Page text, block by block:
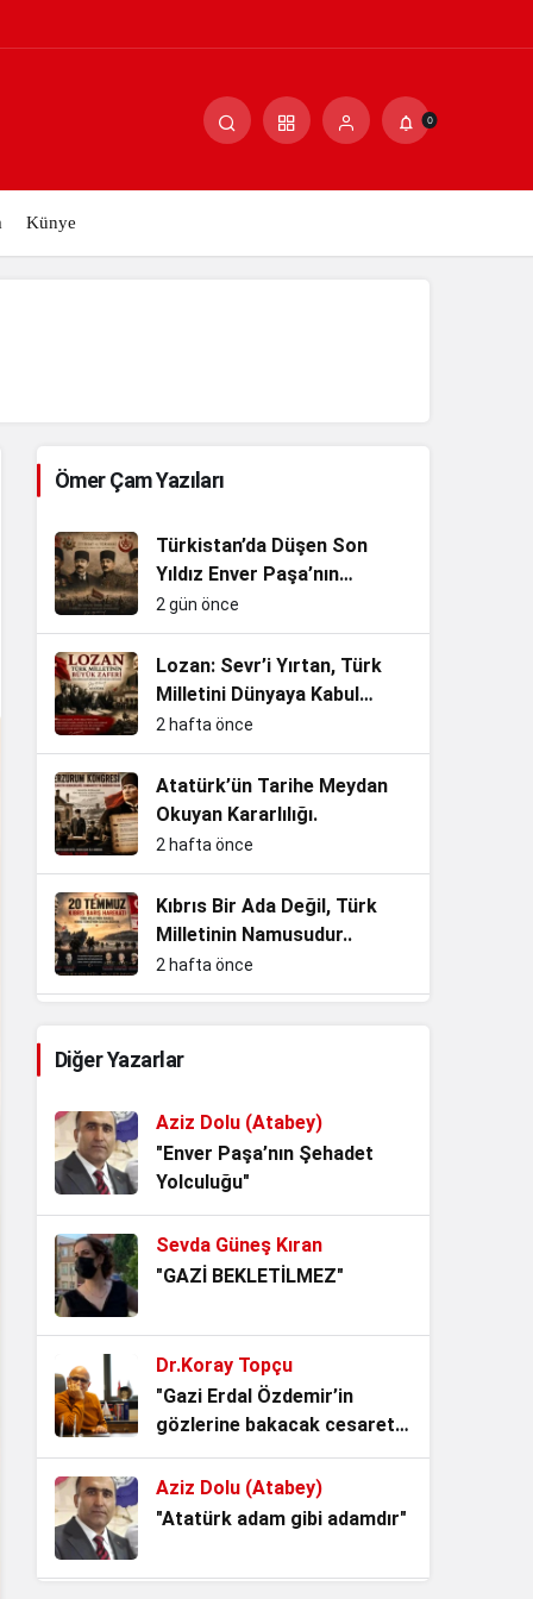
0
Künye
Ömer Çam Yazıları
Türkistan’da Düşen Son
Yıldız Enver Paşa’nın
Ardından Bir Asrı Aşan
Sessizlik
2 gün önce
Lozan: Sevr’i Yırtan, Türk
Milletini Dünyaya Kabul
Ettiren Büyük Zafer
2 hafta önce
Atatürk’ün Tarihe Meydan
Okuyan Kararlılığı.
2 hafta önce
Kıbrıs Bir Ada Değil, Türk
Milletinin Namusudur..
2 hafta önce
Cumhuriyet Evladının
Kurtuluş Savaşı’nı
Tartıştırmak, Tarihle Kavga
Mavi Vatanın Kilidi, Kuzey
Milleti Yaşat ki Devlet
Yaşasın, Türk Milletinin Alın
Bankalar Kazanırken Türk
Milleti Neden Kaybediyor?
Diğer Yazarlar
Aziz Dolu (Atabey)
"Enver Paşa’nın Şehadet
Yolculuğu"
Sevda Güneş Kıran
"GAZİ BEKLETİLMEZ"
Dr.Koray Topçu
"Gazi Erdal Özdemir’in
gözlerine bakacak cesaret
lazım"
Aziz Dolu (Atabey)
"Atatürk adam gibi adamdır"